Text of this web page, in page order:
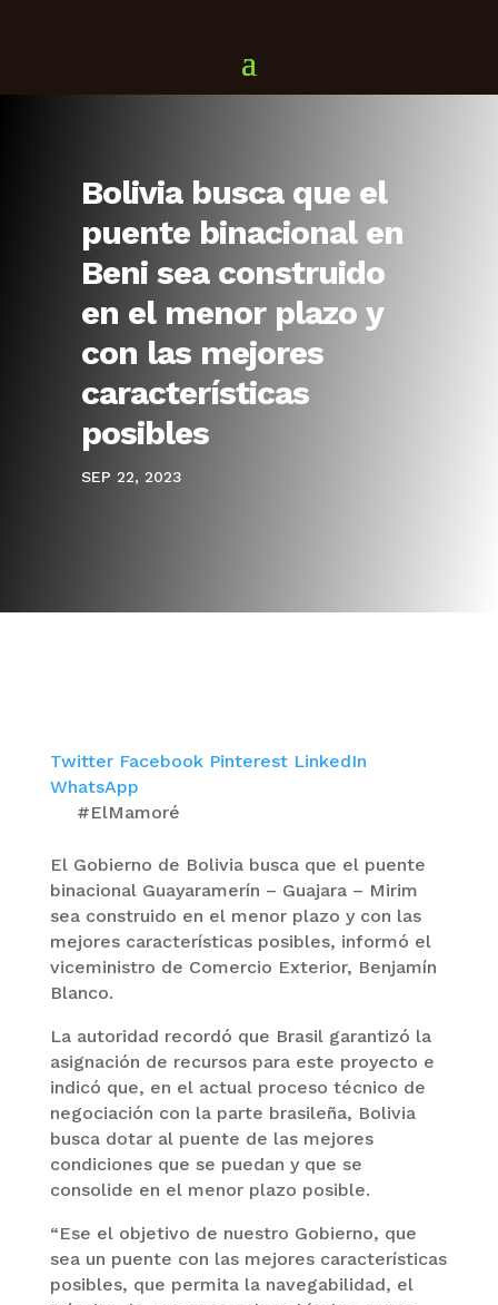
Bolivia busca que el
puente binacional en
Beni sea construido
en el menor plazo y
con las mejores
características
posibles
SEP 22, 2023
Twitter Facebook Pinterest LinkedIn
WhatsApp
#ElMamoré
El Gobierno de Bolivia busca que el puente
binacional Guayaramerín – Guajara – Mirim
sea construido en el menor plazo y con las
mejores características posibles, informó el
viceministro de Comercio Exterior, Benjamín
Blanco.
La autoridad recordó que Brasil garantizó la
asignación de recursos para este proyecto e
indicó que, en el actual proceso técnico de
negociación con la parte brasileña, Bolivia
busca dotar al puente de las mejores
condiciones que se puedan y que se
consolide en el menor plazo posible.
“Ese el objetivo de nuestro Gobierno, que
sea un puente con las mejores características
posibles, que permita la navegabilidad, el